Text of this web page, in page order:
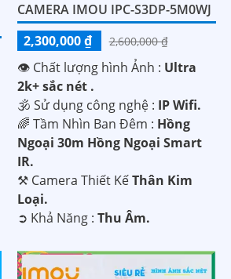
CAMERA IMOU IPC-S3DP-5M0WJ
2,300,000 ₫
2,600,000 ₫
👁 Chất lượng hình Ảnh : Ultra
2k+ sắc nét .
🕉️ Sử dụng công nghệ : IP Wifi.
🌈 Tầm Nhìn Ban Đêm : Hồng
Ngoại 30m Hồng Ngoại Smart
IR.
⚒ Camera Thiết KếThân Kim
Loại.
️➲ Khả Năng : Thu Âm.